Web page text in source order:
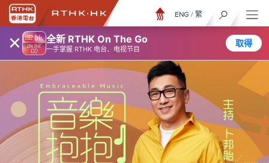
× 全新 RTHK On The Go
一手掌握 RTHK 电台、电视节目
取得
ENG / 繁